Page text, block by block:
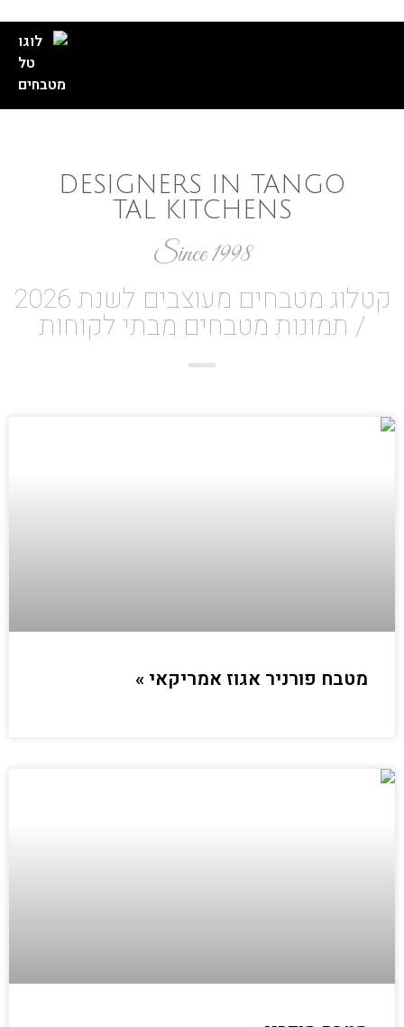
DESIGNERS IN TANGO
TAL KITCHENS
Since 1998
קטלוג מטבחים מעוצבים לשנת 2026
/ תמונות מטבחים מבתי לקוחות
מטבח פורניר אגוז אמריקאי »